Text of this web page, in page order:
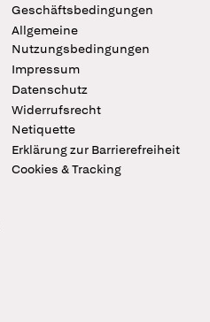
Geschäftsbedingungen
Allgemeine
Nutzungsbedingungen
Impressum
Datenschutz
Widerrufsrecht
Netiquette
Erklärung zur Barrierefreiheit
Cookies & Tracking